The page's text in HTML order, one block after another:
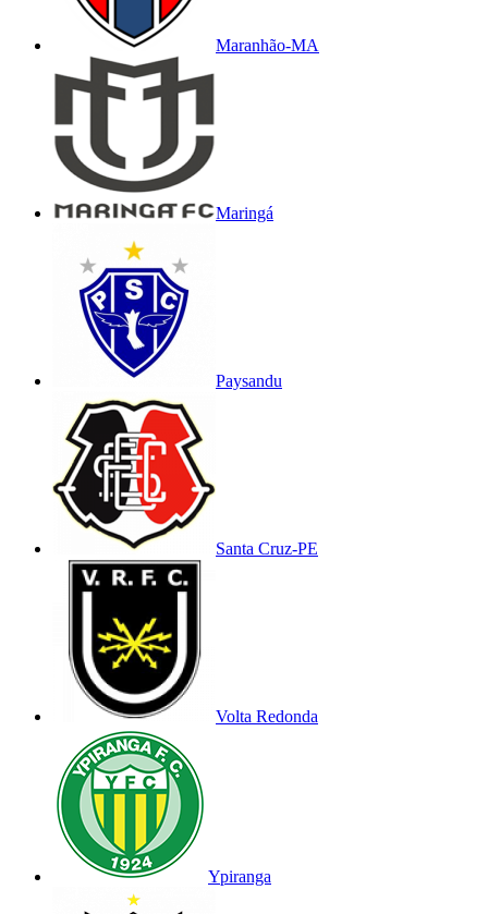
Maranhão-MA
Maringá
Paysandu
Santa Cruz-PE
Volta Redonda
Ypiranga